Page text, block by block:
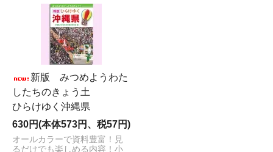
新版 みつめようわた
したちのきょう土
ひらけゆく沖縄県
630円(本体573円、税57円)
オールカラーで資料豊富！見
るだけでも楽しめる内容！小